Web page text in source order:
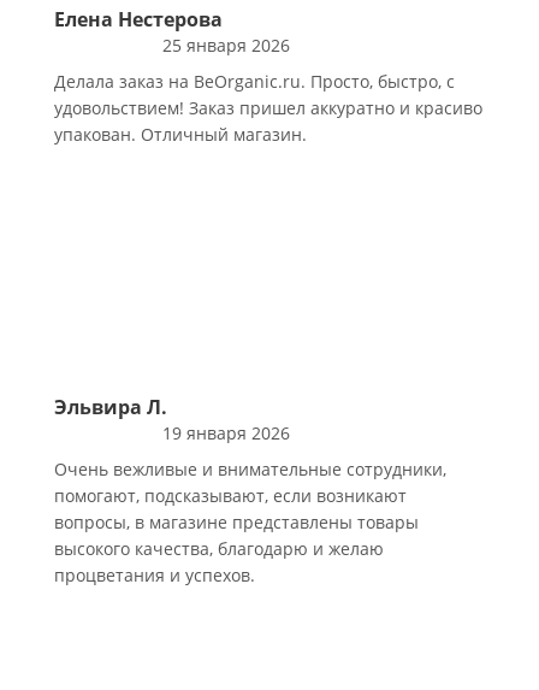
Елена Нестерова
25 января 2026
Делала заказ на BeOrganic.ru. Просто, быстро, с
удовольствием! Заказ пришел аккуратно и красиво
упакован. Отличный магазин.
Эльвира Л.
19 января 2026
Очень вежливые и внимательные сотрудники,
помогают, подсказывают, если возникают
вопросы, в магазине представлены товары
высокого качества, благодарю и желаю
процветания и успехов.